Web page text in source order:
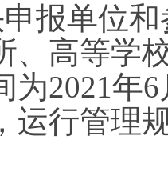
报单位
、高等学
为2021年6
运行管理